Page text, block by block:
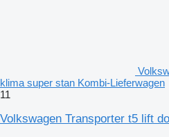
klima super stan Kombi-Lieferwagen
11
Volkswagen Transporter t5 lift